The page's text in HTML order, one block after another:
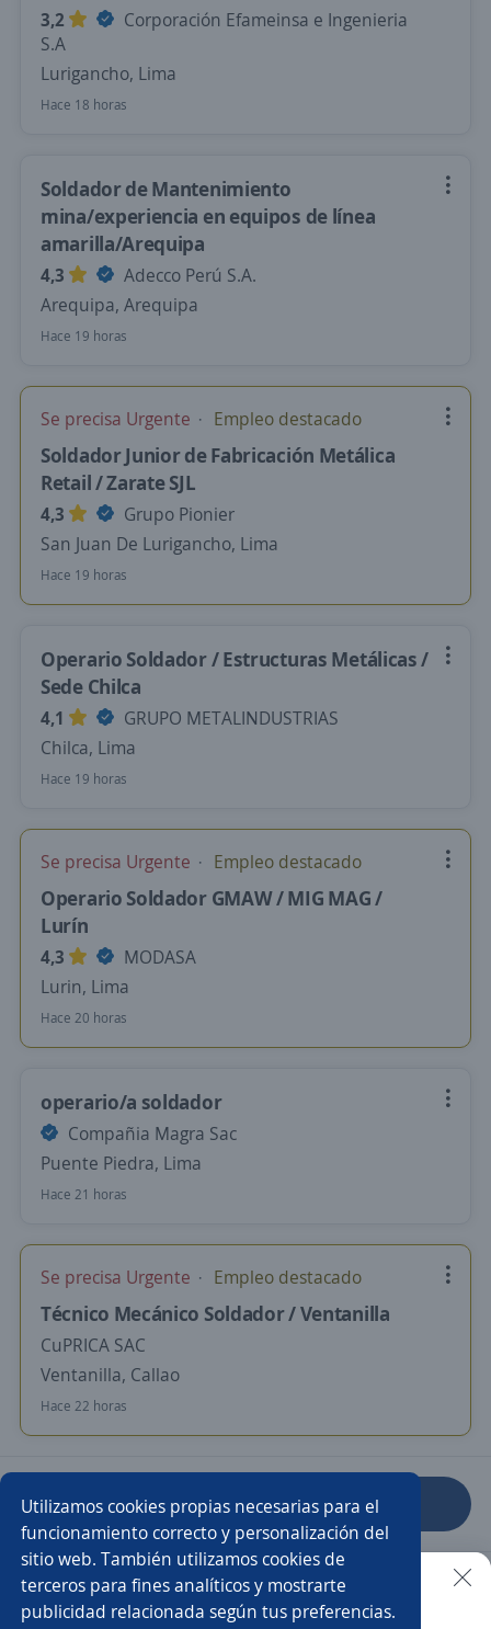
3,2
Corporación Efameinsa e Ingenieria
S.A
Lurigancho, Lima
Hace 18 horas
Soldador de Mantenimiento
mina/experiencia en equipos de línea
amarilla/Arequipa
4,3
Adecco Perú S.A.
Arequipa, Arequipa
Hace 19 horas
Se precisa Urgente Empleo destacado
Soldador Junior de Fabricación Metálica
Retail / Zarate SJL
4,3
Grupo Pionier
San Juan De Lurigancho, Lima
Hace 19 horas
Operario Soldador / Estructuras Metálicas /
Sede Chilca
4,1
GRUPO METALINDUSTRIAS
Chilca, Lima
Hace 19 horas
Se precisa Urgente Empleo destacado
Operario Soldador GMAW / MIG MAG /
Lurín
4,3
MODASA
Lurin, Lima
Hace 20 horas
operario/a soldador
Compañia Magra Sac
Puente Piedra, Lima
Hace 21 horas
Se precisa Urgente Empleo destacado
Técnico Mecánico Soldador / Ventanilla
CuPRICA SAC
Ventanilla, Callao
Hace 22 horas
Anterior Siguiente
Nuevas ofertas de empleo
Avísame
Buscar es más fácil en la app
Utilizamos cookies propias necesarias para el
funcionamiento correcto y personalización del
sitio web. También utilizamos cookies de
terceros para fines analíticos y mostrarte
publicidad relacionada según tus preferencias.